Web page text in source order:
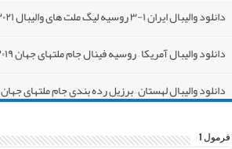
دانلود والیبال ایران ۱-۳ روسیه لیگ ملت های والیبال ۲۰۲۱
دانلود والیبال آمریکا – روسیه فینال جام ملتهای جهان ۲۰۱۹
دانلود والیبال لهستان – برزیل رده بندی جام ملتهای جهان ۲۰۱۹
فرمول 1